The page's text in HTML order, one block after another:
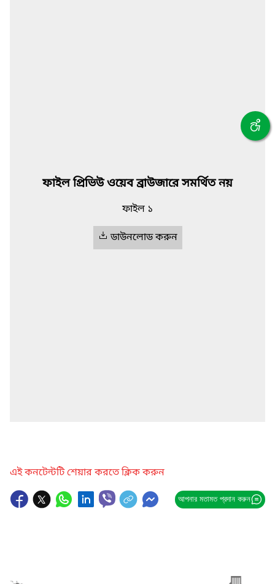
ফাইল প্রিভিউ ওয়েব ব্রাউজারে সমর্থিত নয়
ফাইল ১
ডাউনলোড করুন
এই কনটেন্টটি শেয়ার করতে ক্লিক করুন
আপনার মতামত প্রদান করুন